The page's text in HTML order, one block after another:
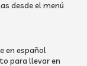
desde el menú
en español
para llevar en